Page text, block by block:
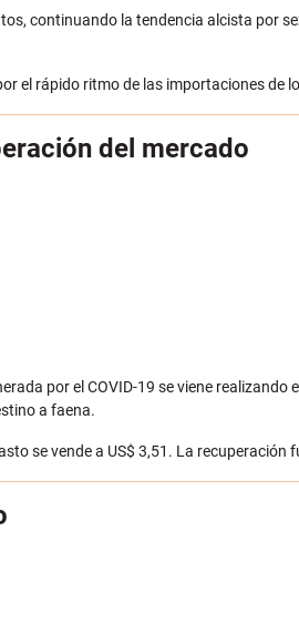
continuando la tendencia alcista
el rápido ritmo de las importaciones de
del mercado
por el COVID-19 se viene
a faena.
se vende a US$ 3,51. La